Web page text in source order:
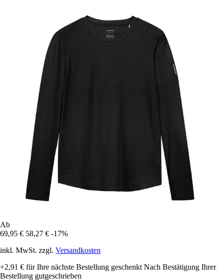
Ab
69,95 € 58,27 € -17%
inkl. MwSt. zzgl. Versandkosten
+2,91 € für Ihre nächste Bestellung geschenkt Nach Bestätigung Ihrer
Bestellung gutgeschrieben